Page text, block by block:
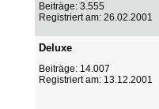
Beiträge: 3.555
Registriert am: 26.02.2001
Deluxe
Beiträge: 14.007
Registriert am: 13.12.2001